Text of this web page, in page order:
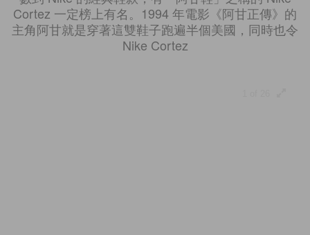
Cortez 一定榜上有名。1994 年電影《阿甘正傳》的
主角阿甘就是穿著這雙鞋子跑遍半個美國，同時也令
Nike Cortez